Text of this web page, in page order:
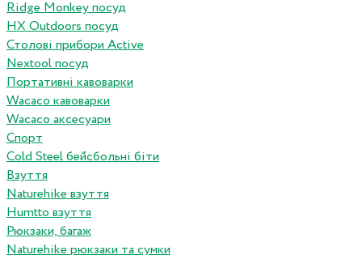
Ridge Monkey посуд
HX Outdoors посуд
Столові прибори Active
Nextool посуд
Портативні кавоварки
Wacaco кавоварки
Wacaco аксесуари
Спорт
Cold Steel бейсбольні біти
Взуття
Naturehike взуття
Humtto взуття
Рюкзаки, багаж
Naturehike рюкзаки та сумки